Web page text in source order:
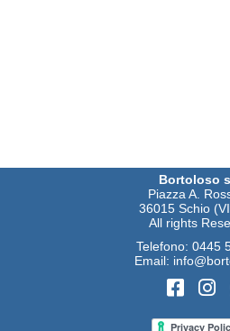
Bortoloso
Piazza A.
36015 Schio
All rights
Telefono: 0445
Email: